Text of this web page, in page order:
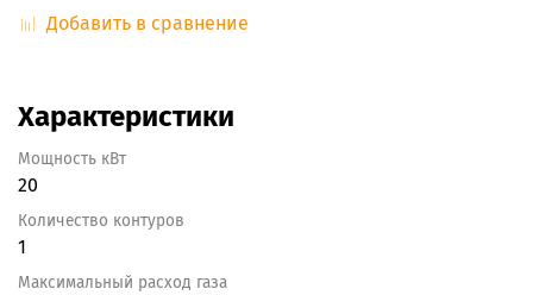
Добавить в сравнение
Характеристики
Мощность кВт
20
Количество контуров
1
Максимальный расход газа